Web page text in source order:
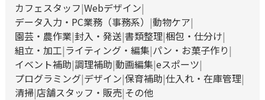
カフェスタッフ Webデザイン
データ入力・PC業務（事務系）
動物ケア
園芸・農作業 封入・発送 書類整理 梱包・仕分け
組立・加工 ライティング・編集 パン・お菓子作り
イベント補助 調理補助 動画編集 eスポーツ
プログラミング デザイン 保育補助 仕入れ・在庫管理
清掃 店舗スタッフ・販売 その他